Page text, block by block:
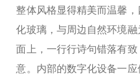
整体风格显得精美而温馨
化玻璃，与周边自然环境
面上，一行行诗句错落有
意。内部的数字化设备一应